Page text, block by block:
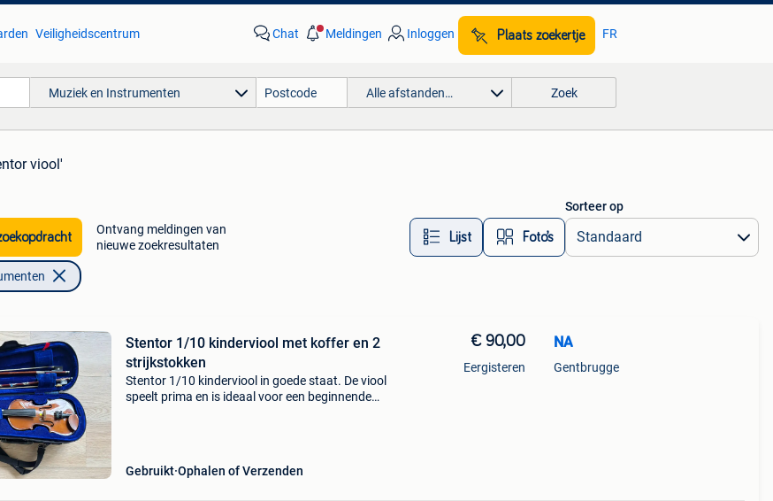
Veiligheidscentrum Chat Meldingen Inloggen Plaats zoekertje FR
Muziek en Instrumenten Alle afstanden… Zoek
viool'
Ontvang meldingen van
nieuwe zoekresultaten
Lijst Foto’s
Sorteer op
Stentor 1/10 kinderviool met koffer en 2
strijkstokken
Stentor 1/10 kinderviool in goede staat. De viool
speelt prima en is ideaal voor een beginnende
Gebruikt Ophalen of Verzenden
€ 90,00
Eergisteren
NA
Gentbrugge